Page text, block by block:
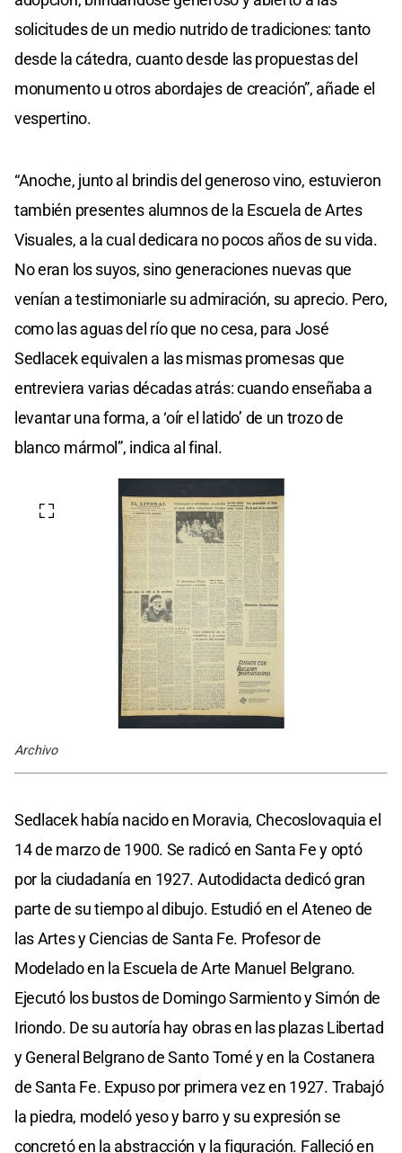
solicitudes de un medio nutrido de tradiciones: tanto
desde la cátedra, cuanto desde las propuestas del
monumento u otros abordajes de creación”, añade el
vespertino.
“Anoche, junto al brindis del generoso vino, estuvieron
también presentes alumnos de la Escuela de Artes
Visuales, a la cual dedicara no pocos años de su vida.
No eran los suyos, sino generaciones nuevas que
venían a testimoniarle su admiración, su aprecio. Pero,
como las aguas del río que no cesa, para José
Sedlacek equivalen a las mismas promesas que
entreviera varias décadas atrás: cuando enseñaba a
levantar una forma, a ‘oír el latido’ de un trozo de
blanco mármol”, indica al final.
Archivo
Sedlacek había nacido en Moravia, Checoslovaquia el
14 de marzo de 1900. Se radicó en Santa Fe y optó
por la ciudadanía en 1927. Autodidacta dedicó gran
parte de su tiempo al dibujo. Estudió en el Ateneo de
las Artes y Ciencias de Santa Fe. Profesor de
Modelado en la Escuela de Arte Manuel Belgrano.
Ejecutó los bustos de Domingo Sarmiento y Simón de
Iriondo. De su autoría hay obras en las plazas Libertad
y General Belgrano de Santo Tomé y en la Costanera
de Santa Fe. Expuso por primera vez en 1927. Trabajó
la piedra, modeló yeso y barro y su expresión se
concretó en la abstracción y la figuración. Falleció en